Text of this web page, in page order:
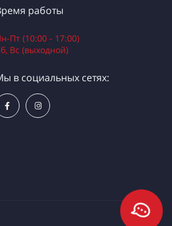
работы
Пт (10:00 - 17:00)
Вс (выходной)
в социальных сетях: